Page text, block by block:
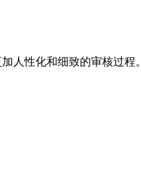
人性化和细致的审核过程。